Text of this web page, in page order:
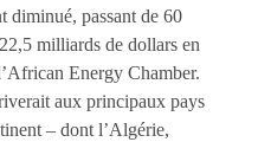
diminué, passant de 60
milliards de dollars en
Energy Chamber.
aux principaux pays
– dont l’Algérie,